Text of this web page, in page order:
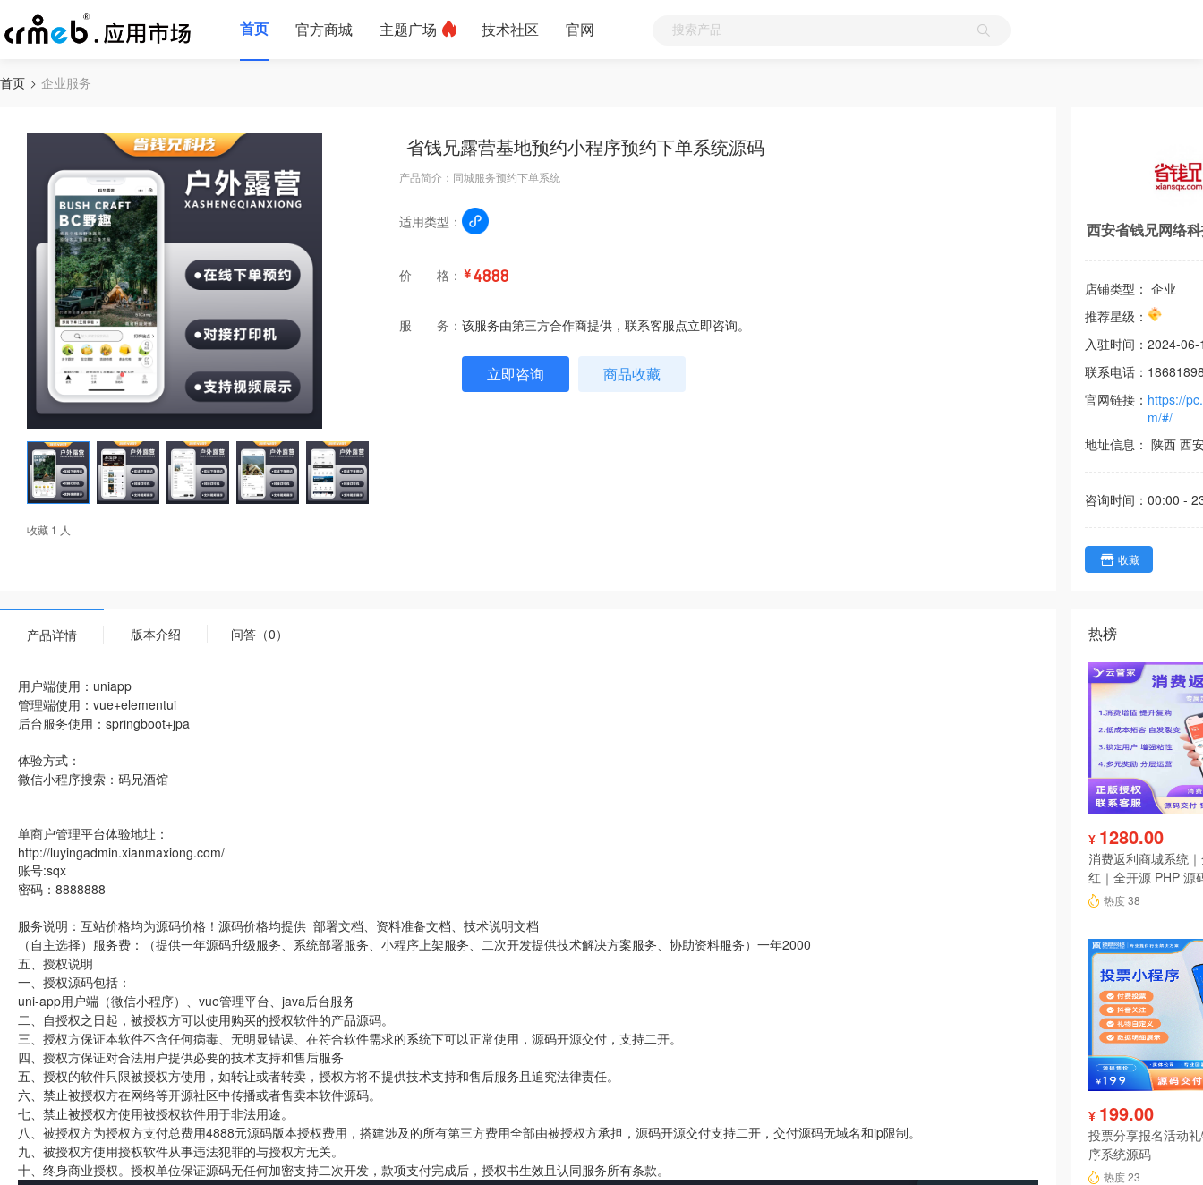
首页 官方商城 主题广场 技术社区 官网
首页 企业服务
收藏 1 人
省钱兄露营基地预约小程序预约下单系统源码
产品简介：同城服务预约下单系统
适用类型：
价 格： ￥4888
服 务： 该服务由第三方合作商提供，联系客服点立即咨询。
立即咨询 商品收藏
西安省钱兄网络
店铺类型： 企业
推荐星级：
入驻时间： 2024-06-
联系电话：
官网链接： https://
m/#/
地址信息： 陕西 西
咨询时间： 00:00 -
收藏
产品详情 版本介绍 问答（0）
用户端使用：uniapp
管理端使用：vue+elementui
后台服务使用：springboot+jpa
体验方式：
微信小程序搜索：码兄酒馆
单商户管理平台体验地址：
http://luyingadmin.xianmaxiong.com/
账号:sqx
密码：8888888
服务说明：互站价格均为源码价格！源码价格均提供 部署文档、资料准备文档、技术说明文档
（自主选择）服务费：（提供一年源码升级服务、系统部署服务、小程序上架服务、二次开发提供技术解决方案服务、协助资料服务）一年2000
五、授权说明
一、授权源码包括：
uni-app用户端（微信小程序）、vue管理平台、java后台服务
二、自授权之日起，被授权方可以使用购买的授权软件的产品源码。
三、授权方保证本软件不含任何病毒、无明显错误、在符合软件需求的系统下可以正常使用，源码开源交付，支持二开。
四、授权方保证对合法用户提供必要的技术支持和售后服务
五、授权的软件只限被授权方使用，如转让或者转卖，授权方将不提供技术支持和售后服务且追究法律责任。
六、禁止被授权方在网络等开源社区中传播或者售卖本软件源码。
七、禁止被授权方使用被授权软件用于非法用途。
八、被授权方为授权方支付总费用4888元源码版本授权费用，搭建涉及的所有第三方费用全部由被授权方承担，源码开源交付支持二开，交付源码无域名和ip限制。
九、被授权方使用授权软件从事违法犯罪的与授权方无关。
十、终身商业授权。授权单位保证源码无任何加密支持二次开发，款项支付完成后，授权书生效且认同服务所有条款。
热榜
¥ 1280.00
消费返利商城系统
红｜全开源 PHP 源
热度 38
¥ 199.00
投票分享报名活动
序系统源码
热度 23